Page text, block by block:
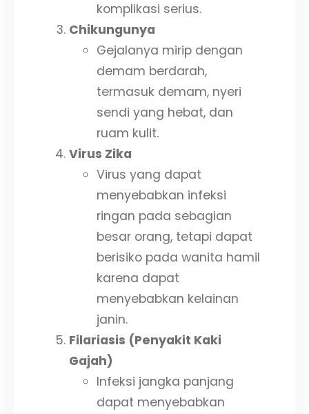
komplikasi serius.
Chikungunya
Gejalanya mirip dengan
demam berdarah,
termasuk demam, nyeri
sendi yang hebat, dan
ruam kulit.
Virus Zika
Virus yang dapat
menyebabkan infeksi
ringan pada sebagian
besar orang, tetapi dapat
berisiko pada wanita hamil
karena dapat
menyebabkan kelainan
janin.
Filariasis (Penyakit Kaki
Gajah)
Infeksi jangka panjang
dapat menyebabkan